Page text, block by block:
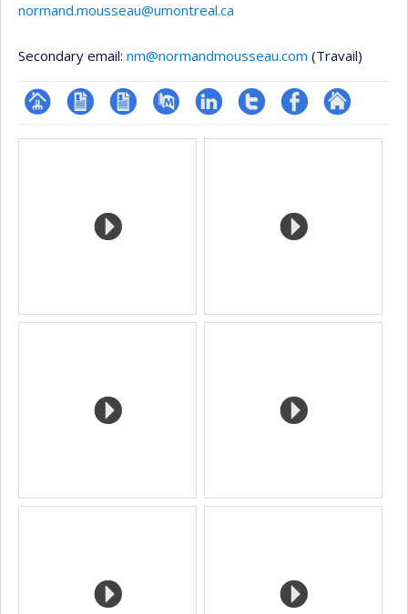
normand.mousseau@umontreal.ca
Secondary email: nm@normandmousseau.com (Travail)
Page CV
CV
PubMedLinkedInCompteProfil Autre
Media